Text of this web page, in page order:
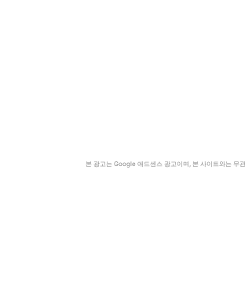
본 광고는 Google 애드센스 광고이며, 본 사이트와는 무